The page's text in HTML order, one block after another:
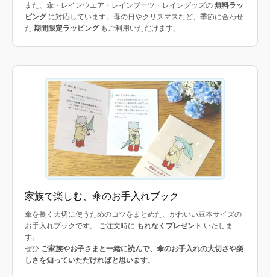
また、傘・レインウエア・レインブーツ・レイングッズの 無料ラッ
ピングに対応しています。母の日やクリスマスなど、季節に合わせ
た 期間限定ラッピングもご利用いただけます。
家族で楽しむ、傘のお手入れブック
傘を長く大切に使うためのコツをまとめた、かわいい豆本サイズの
お手入れブックです。 ご注文時に もれなくプレゼント いたしま
す。
ぜひ ご家族やお子さまと一緒に読んで、傘のお手入れの大切さや楽
しさを知っていただければと思います。